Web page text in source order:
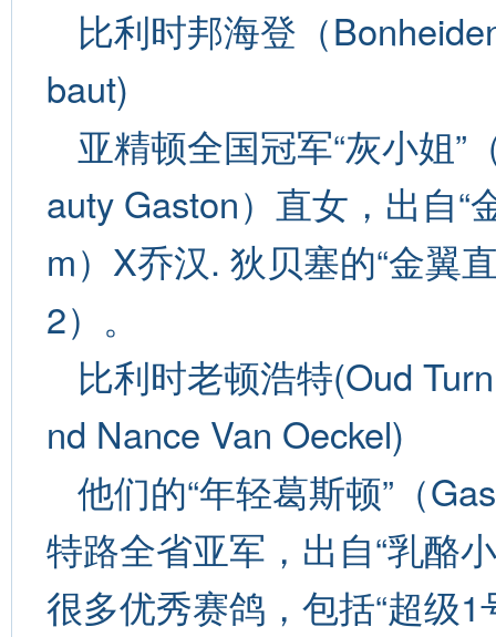
比利时邦海登（
baut)
亚精顿全国冠军“灰小姐”
auty Gaston）直女，出自“
m）X乔汉. 狄贝塞的“金翼
2）。
比利时老顿浩特(Oud
nd Nance Van Oeckel)
他们的“年轻葛斯顿”（
特路全省亚军，出自“乳酪
很多优秀赛鸽，包括“超级